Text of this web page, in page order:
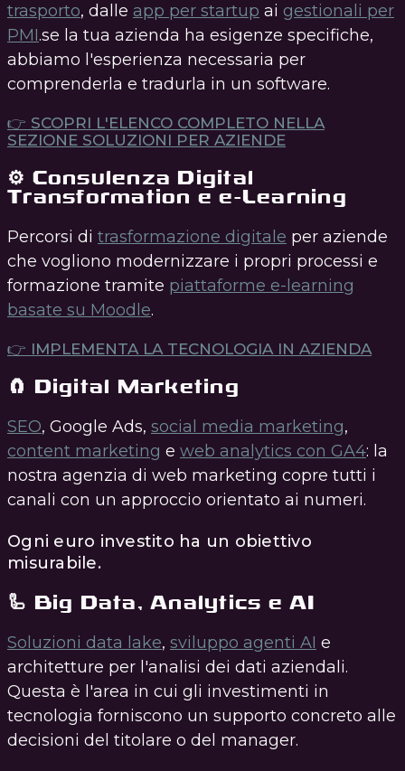
trasporto, dalle app per startup ai gestionali per
PMI.se la tua azienda ha esigenze specifiche,
abbiamo l'esperienza necessaria per
comprenderla e tradurla in un software.
👉 SCOPRI L'ELENCO COMPLETO NELLA
SEZIONE SOLUZIONI PER AZIENDE
⚙️ Consulenza Digital
Transformation e e-Learning
Percorsi di trasformazione digitale per aziende
che vogliono modernizzare i propri processi e
formazione tramite piattaforme e-learning
basate su Moodle.
👉 IMPLEMENTA LA TECNOLOGIA IN AZIENDA
🧲 Digital Marketing
SEO, Google Ads, social media marketing,
content marketing e web analytics con GA4: la
nostra agenzia di web marketing copre tutti i
canali con un approccio orientato ai numeri.
Ogni euro investito ha un obiettivo
misurabile.
🦾 Big Data, Analytics e AI
Soluzioni data lake, sviluppo agenti AI e
architetture per l'analisi dei dati aziendali.
Questa è l'area in cui gli investimenti in
tecnologia forniscono un supporto concreto alle
decisioni del titolare o del manager.